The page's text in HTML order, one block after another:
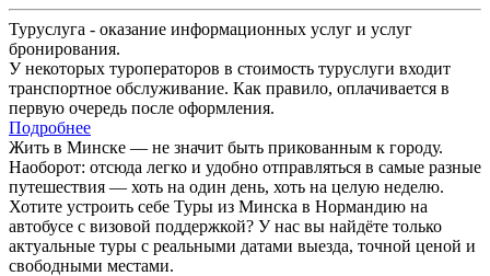
Туруслуга - оказание информационных услуг и услуг
бронирования.
У некоторых туроператоров в стоимость туруслуги входит
транспортное обслуживание. Как правило, оплачивается в
первую очередь после оформления.
Подробнее
Жить в Минске — не значит быть прикованным к городу.
Наоборот: отсюда легко и удобно отправляться в самые разные
путешествия — хоть на один день, хоть на целую неделю.
Хотите устроить себе Туры из Минска в Нормандию на
автобусе с визовой поддержкой? У нас вы найдёте только
актуальные туры с реальными датами выезда, точной ценой и
свободными местами.